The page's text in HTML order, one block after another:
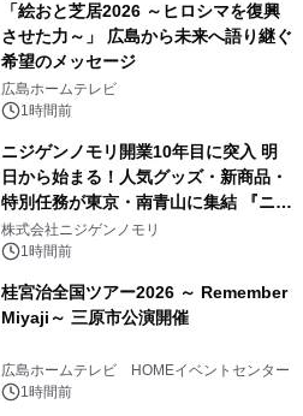
「絵おと芝居2026 ～ヒロシマを復興
させた力～」 広島から未来へ語り継ぐ
希望のメッセージ
広島ホームテレビ
1時間前
ニジゲンノモリ開業10年目に突入 明
日から始まる！人気グッズ・新商品・
特別任務が東京・南青山に集結 『ニジ
ゲンノモリ POPUPストア in Annex
Aoyama』
株式会社ニジゲンノモリ
1時間前
桂宮治全国ツアー2026 ～ Remember
Miyaji～ 三原市公演開催
広島ホームテレビ HOMEイベントセンター
1時間前